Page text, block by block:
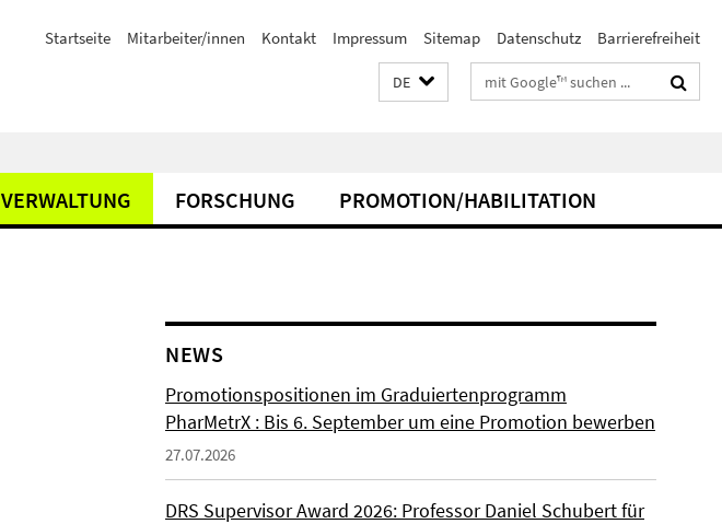
Startseite Mitarbeiter/innen Kontakt Impressum Sitemap Datenschutz Barrierefreiheit
DE Suchbegriffe
VERWALTUNG FORSCHUNG PROMOTION/HABILITATION
NEWS
Promotionspositionen im Graduiertenprogramm
PharMetrX : Bis 6. September um eine Promotion bewerben
27.07.2026
DRS Supervisor Award 2026: Professor Daniel Schubert für